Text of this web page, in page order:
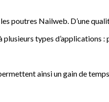
poutres Nailweb. D’une
types d’applications
ainsi un gain de